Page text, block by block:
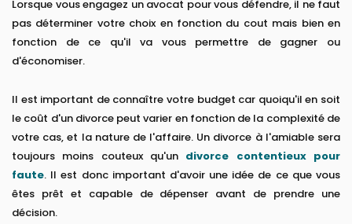
Lorsque vous engagez un avocat pour vous défendre, il ne faut
pas déterminer votre choix en fonction du cout mais bien en
fonction de ce qu'il va vous permettre de gagner ou
d'économiser.
Il est important de connaître votre budget car quoiqu'il en soit
le coût d'un divorce peut varier en fonction de la complexité de
votre cas, et la nature de l'affaire. Un divorce à l'amiable sera
toujours moins couteux qu'un divorce contentieux pour
faute. Il est donc important d'avoir une idée de ce que vous
êtes prêt et capable de dépenser avant de prendre une
décision.